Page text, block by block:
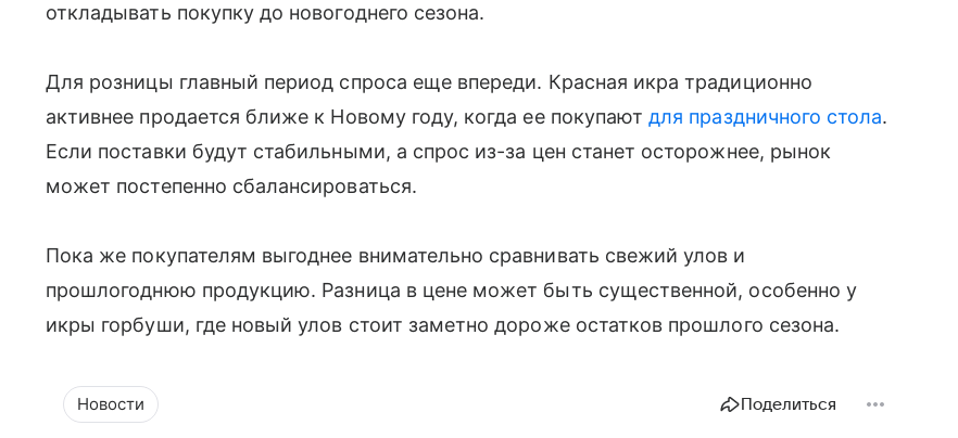
откладывать покупку до новогоднего сезона.
Для розницы главный период спроса еще впереди. Красная икра традиционно
активнее продается ближе к Новому году, когда ее покупаютдля праздничного стола.
Если поставки будут стабильными, а спрос из-за цен станет осторожнее, рынок
может постепенно сбалансироваться.
Пока же покупателям выгоднее внимательно сравнивать свежий улов и
прошлогоднюю продукцию. Разница в цене может быть существенной, особенно у
икры горбуши, где новый улов стоит заметно дороже остатков прошлого сезона.
Новости Поделиться